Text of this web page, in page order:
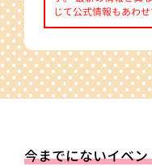
じて公式情報もあわせ
今までにないイベ